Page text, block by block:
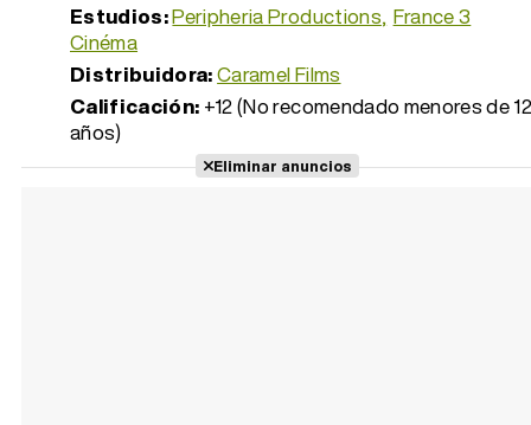
Estudios:Peripheria Productions France 3
Cinéma
Distribuidora:Caramel Films
Calificación: +12 (No recomendado menores de 12
años)
Eliminar anuncios